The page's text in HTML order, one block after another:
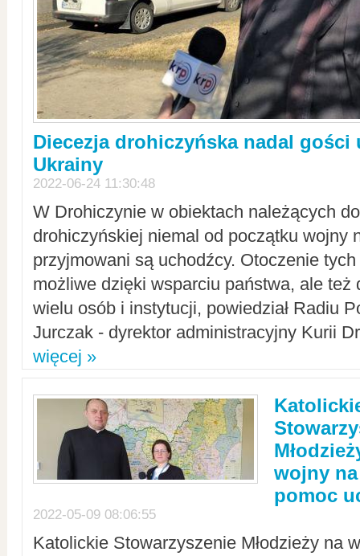
Diecezja drohiczyńska nadal gości
Ukrainy
2022-06-24 11:30:48
W Drohiczynie w obiektach należących
drohiczyńskiej niemal od początku wojny
przyjmowani są uchodźcy. Otoczenie
możliwe dzięki wsparciu państwa, ale też
wielu osób i instytucji, powiedział Radiu
Jurczak - dyrektor administracyjny Kurii
więcej »
wojny
pomoc
2022-05-09 08:06:55
Katolickie Stowarzyszenie Młodzieży na